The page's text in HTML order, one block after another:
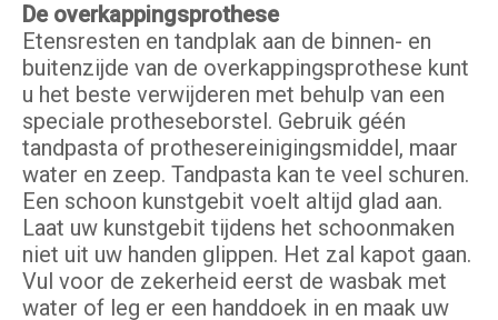
De overkappingsprothese
Etensresten en tandplak aan de binnen- en
buitenzijde van de overkappingsprothese kunt
u het beste verwijderen met behulp van een
speciale protheseborstel. Gebruik géén
tandpasta of prothesereinigingsmiddel, maar
water en zeep. Tandpasta kan te veel schuren.
Een schoon kunstgebit voelt altijd glad aan.
Laat uw kunstgebit tijdens het schoonmaken
niet uit uw handen glippen. Het zal kapot gaan.
Vul voor de zekerheid eerst de wasbak met
water of leg er een handdoek in en maak uw